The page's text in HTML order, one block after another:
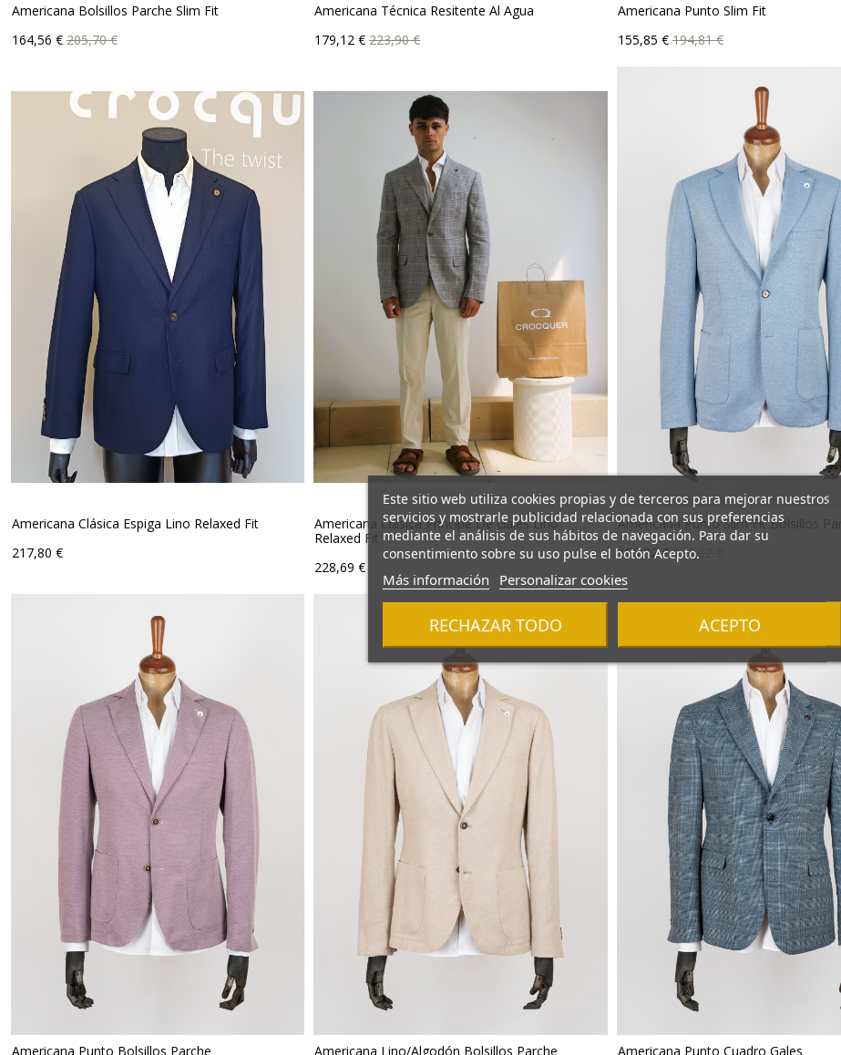
Este sitio web utiliza cookies propias y de terceros para mejorar nuestros
servicios y mostrarle publicidad relacionada con sus preferencias
mediante el análisis de sus hábitos de navegación. Para dar su
consentimiento sobre su uso pulse el botón Acepto.
Más información Personalizar cookies
RECHAZAR TODO ACEPTO
Americana Bolsillos Parche Slim Fit
Precio
164,56 €Precio
base
205,70 €
Americana Técnica Resitente Al Agua
Precio
179,12 € Precio
base
223,90 €
Americana Punto Slim Fit
Precio
155,85 € Precio
base
194,81 €
Americana Clásica Espiga Lino Relaxed Fit
Precio
217,80 €
Americana Clásica Príncipe De Gales Lino
Relaxed Fit
Precio
228,69 €
Americana Punto Slim Fit Bolsillos
Precio
156,82 €Precio
base
196,02 €
Americana Punto Bolsillos Parche Americana Lino/Algodón Bolsillos Parche Americana Punto Cuadro Gales